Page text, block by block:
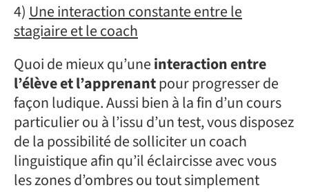
4)Une interaction constante entre le
stagiaire et le coach
Quoi de mieux qu’uneinteraction entre
l’élève et l’apprenantpour progresser de
façon ludique. Aussi bien à la fin d’un cours
particulier ou à l’issu d’un test, vous disposez
de la possibilité de solliciter un coach
linguistique afin qu’il éclaircisse avec vous
les zones d’ombres ou tout simplement